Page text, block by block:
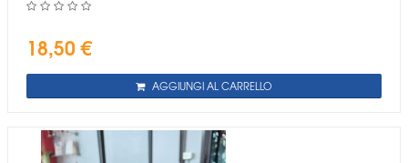
18,50 €
AGGIUNGI AL CARRELLO